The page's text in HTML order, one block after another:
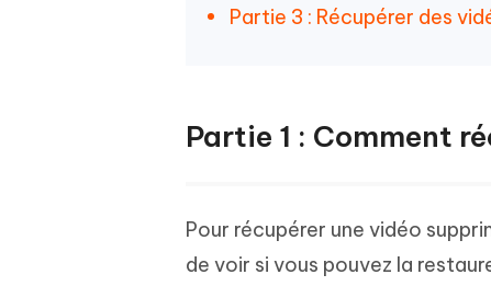
Partie 3 : Récupérer des
Partie 1 : Comment
Pour récupérer une vidéo
de voir si vous pouvez la